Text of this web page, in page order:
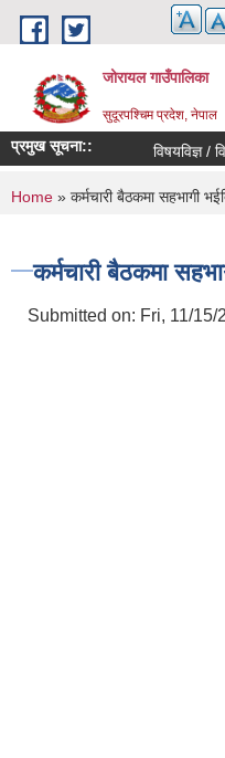
Skip to main content
जोरायल गाउँपालिका
सुदूरपश्चिम प्रदेश, नेपाल
प्रमुख सूचना:: विषयविज्ञ /
You are here
Home » कर्मचारी बैठकमा सहभागी
कर्मचारी बैठकमा
Submitted on: Fri, 11/15/